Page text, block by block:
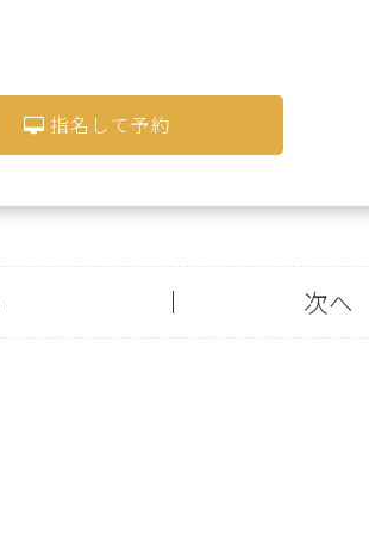
指名して予約
次へ